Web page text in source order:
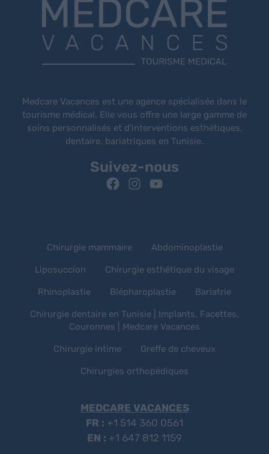
Medcare Vacances est une agence spécialisée dans le
tourisme médical. Elle vous offre une large gamme de
soins personnalisés et d’interventions esthétiques,
dentaire, bariatriques en Tunisie.
Suivez-nous
Chirurgie mammaire Abdominoplastie
Liposuccion Chirurgie esthétique du visage
Rhinoplastie Blépharoplastie Bariatrie
Chirurgie dentaire en Tunisie | Implants, Facettes,
Couronnes | Medcare Vacances
Chirurgie intime Greffe de cheveux
Chirurgies orthopédiques
MEDCARE VACANCES
FR : +1 514 360 0561
EN : +1 647 812 1159